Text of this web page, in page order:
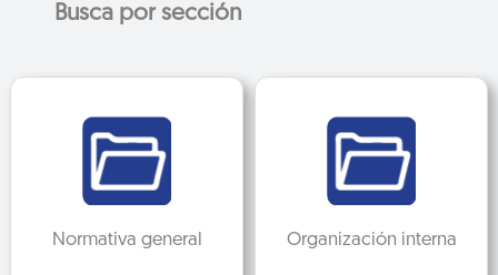
Busca por sección
Normativa general Organización interna